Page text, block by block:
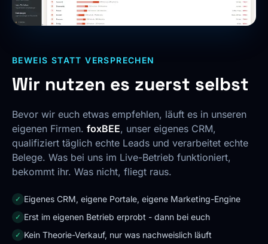
BEWEIS STATT VERSPRECHEN
Wir nutzen es zuerst selbst
Bevor wir euch etwas empfehlen, läuft es in unseren
eigenen Firmen. foxBEE, unser eigenes CRM,
qualifiziert täglich echte Leads und verarbeitet echte
Belege. Was bei uns im Live-Betrieb funktioniert,
bekommt ihr. Was nicht, fliegt raus.
✓ Eigenes CRM, eigene Portale, eigene Marketing-Engine
✓ Erst im eigenen Betrieb erprobt - dann bei euch
✓ Kein Theorie-Verkauf, nur was nachweislich läuft